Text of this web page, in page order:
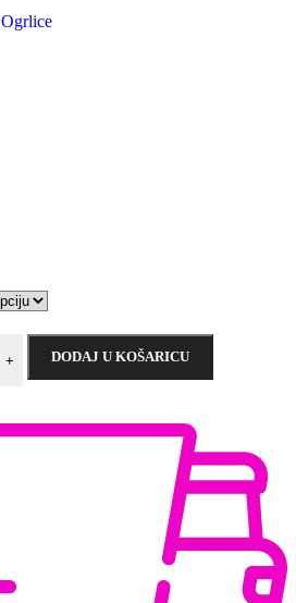
Ogrlice
+ DODAJ U KOŠARICU